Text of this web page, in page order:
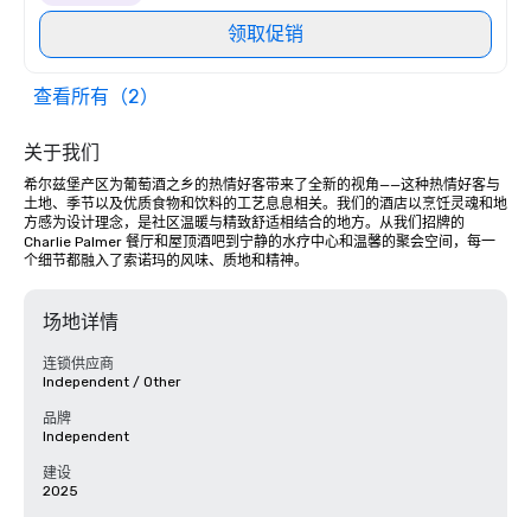
领取促销
查看所有（2）
关于我们
希尔兹堡产区为葡萄酒之乡的热情好客带来了全新的视角——这种热情好客与
土地、季节以及优质食物和饮料的工艺息息相关。我们的酒店以烹饪灵魂和地
方感为设计理念，是社区温暖与精致舒适相结合的地方。从我们招牌的
Charlie Palmer 餐厅和屋顶酒吧到宁静的水疗中心和温馨的聚会空间，每一
个细节都融入了索诺玛的风味、质地和精神。
场地详情
连锁供应商
Independent / Other
品牌
Independent
建设
2025